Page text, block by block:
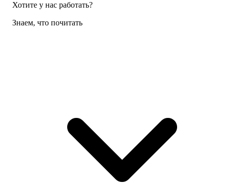
Хотите у нас работать?
Знаем, что почитать